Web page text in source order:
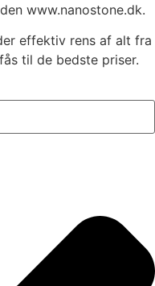
www.nanostone.dk.
effektiv rens af alt fra
til de bedste priser.